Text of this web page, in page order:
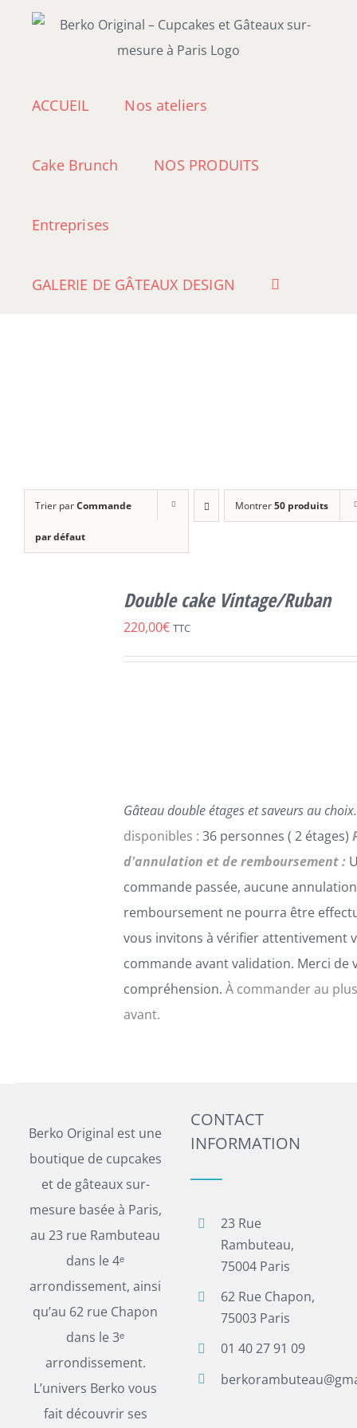
Passer
ACCUEIL Nos ateliers
Cake Brunch NOS PRODUITS
Entreprises
GALERIE DE GÂTEAUX DESIGN
Trier parCommande
par défaut
Montrer50 produits
Double cake Vintage/Ruban
220,00€ TTC
Gâteau double étages et saveurs au choix.
disponibles : 36 personnes ( 2 étages)
d'annulation et de remboursement :
commande passée, aucune
remboursement ne pourra être
vous invitons à vérifier attentivement
commande avant validation. Merci de
compréhension. À commander au
avant.
Berko Original est une
boutique de cupcakes
et de gâteaux sur-
mesure basée à Paris,
au 23 rue Rambuteau
dans le 4ᵉ
arrondissement, ainsi
qu’au 62 rue Chapon
dans le 3ᵉ
arrondissement.
L’univers Berko vous
fait découvrir ses
CONTACT
INFORMATION
23 Rue
Rambuteau,
75004 Paris
62 Rue Chapon,
75003 Paris
01 40 27 91 09